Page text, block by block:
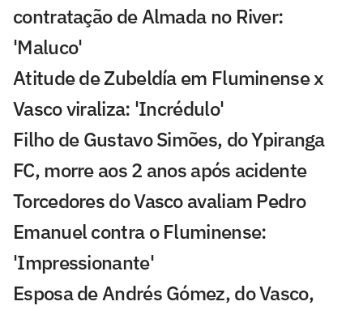
contratação de Almada no River:
'Maluco'
Atitude de Zubeldía em Fluminense x
Vasco viraliza: 'Incrédulo'
Filho de Gustavo Simões, do Ypiranga
FC, morre aos 2 anos após acidente
Torcedores do Vasco avaliam Pedro
Emanuel contra o Fluminense:
'Impressionante'
Esposa de Andrés Gómez, do Vasco,